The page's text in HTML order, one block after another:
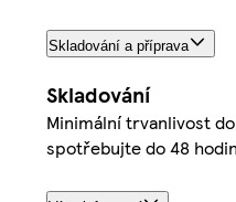
Skladování a příprava
Skladování
Minimální trvanlivost
spotřebujte do 48